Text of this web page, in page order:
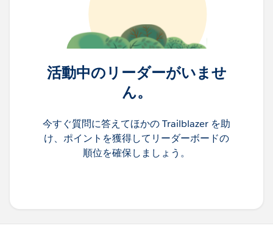
活動中のリーダーがいませ
ん。
今すぐ質問に答えてほかの Trailblazer を助
け、ポイントを獲得してリーダーボードの
順位を確保しましょう。